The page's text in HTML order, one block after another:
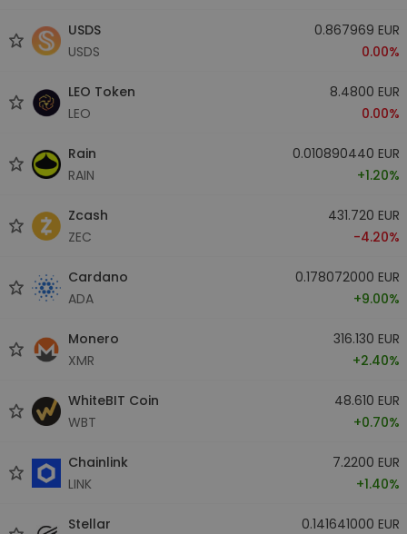
USDS
USDS
0.867969 EUR
0.00%
LEO Token
LEO
8.4800 EUR
0.00%
Rain
RAIN
0.010890440 EUR
+1.20%
Zcash
ZEC
431.720 EUR
-4.20%
Cardano
ADA
0.178072000 EUR
+9.00%
Monero
XMR
316.130 EUR
+2.40%
WhiteBIT Coin
WBT
48.610 EUR
+0.70%
Chainlink
LINK
7.2200 EUR
+1.40%
Stellar
0.141641000 EUR